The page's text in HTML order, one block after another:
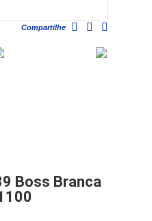
Compartilhe
Boss Branca